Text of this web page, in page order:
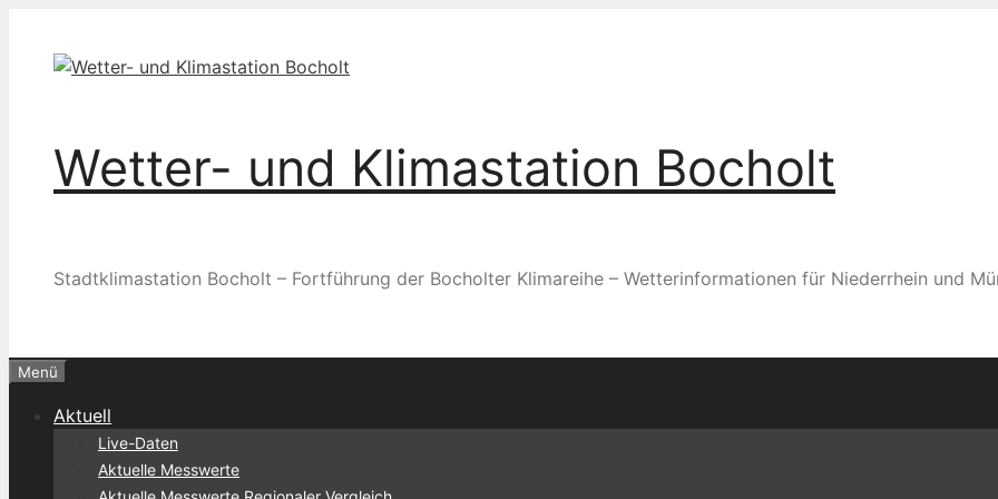
springen
Wetter- und Klimastation Bocholt
Stadtklimastation Bocholt – Fortführung der Bocholter Klimareihe – Wetterinformationen für Niederrhein und
Menü
Aktuell
Live-Daten
Aktuelle Messwerte